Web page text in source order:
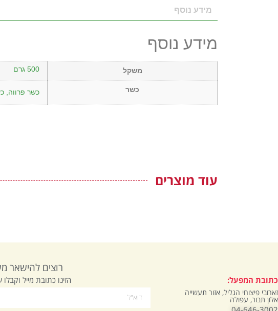
מידע נוסף
מידע נוסף
משקל 500 גרם
כשר כשר פרווה,
עוד מוצרים
כתובת המפעל:
זארובי פיצוחי הגליל, אזור תעשייה
אלון תבור, עפולה
רוצים להישאר
הזינו כתובת מייל וקבלו